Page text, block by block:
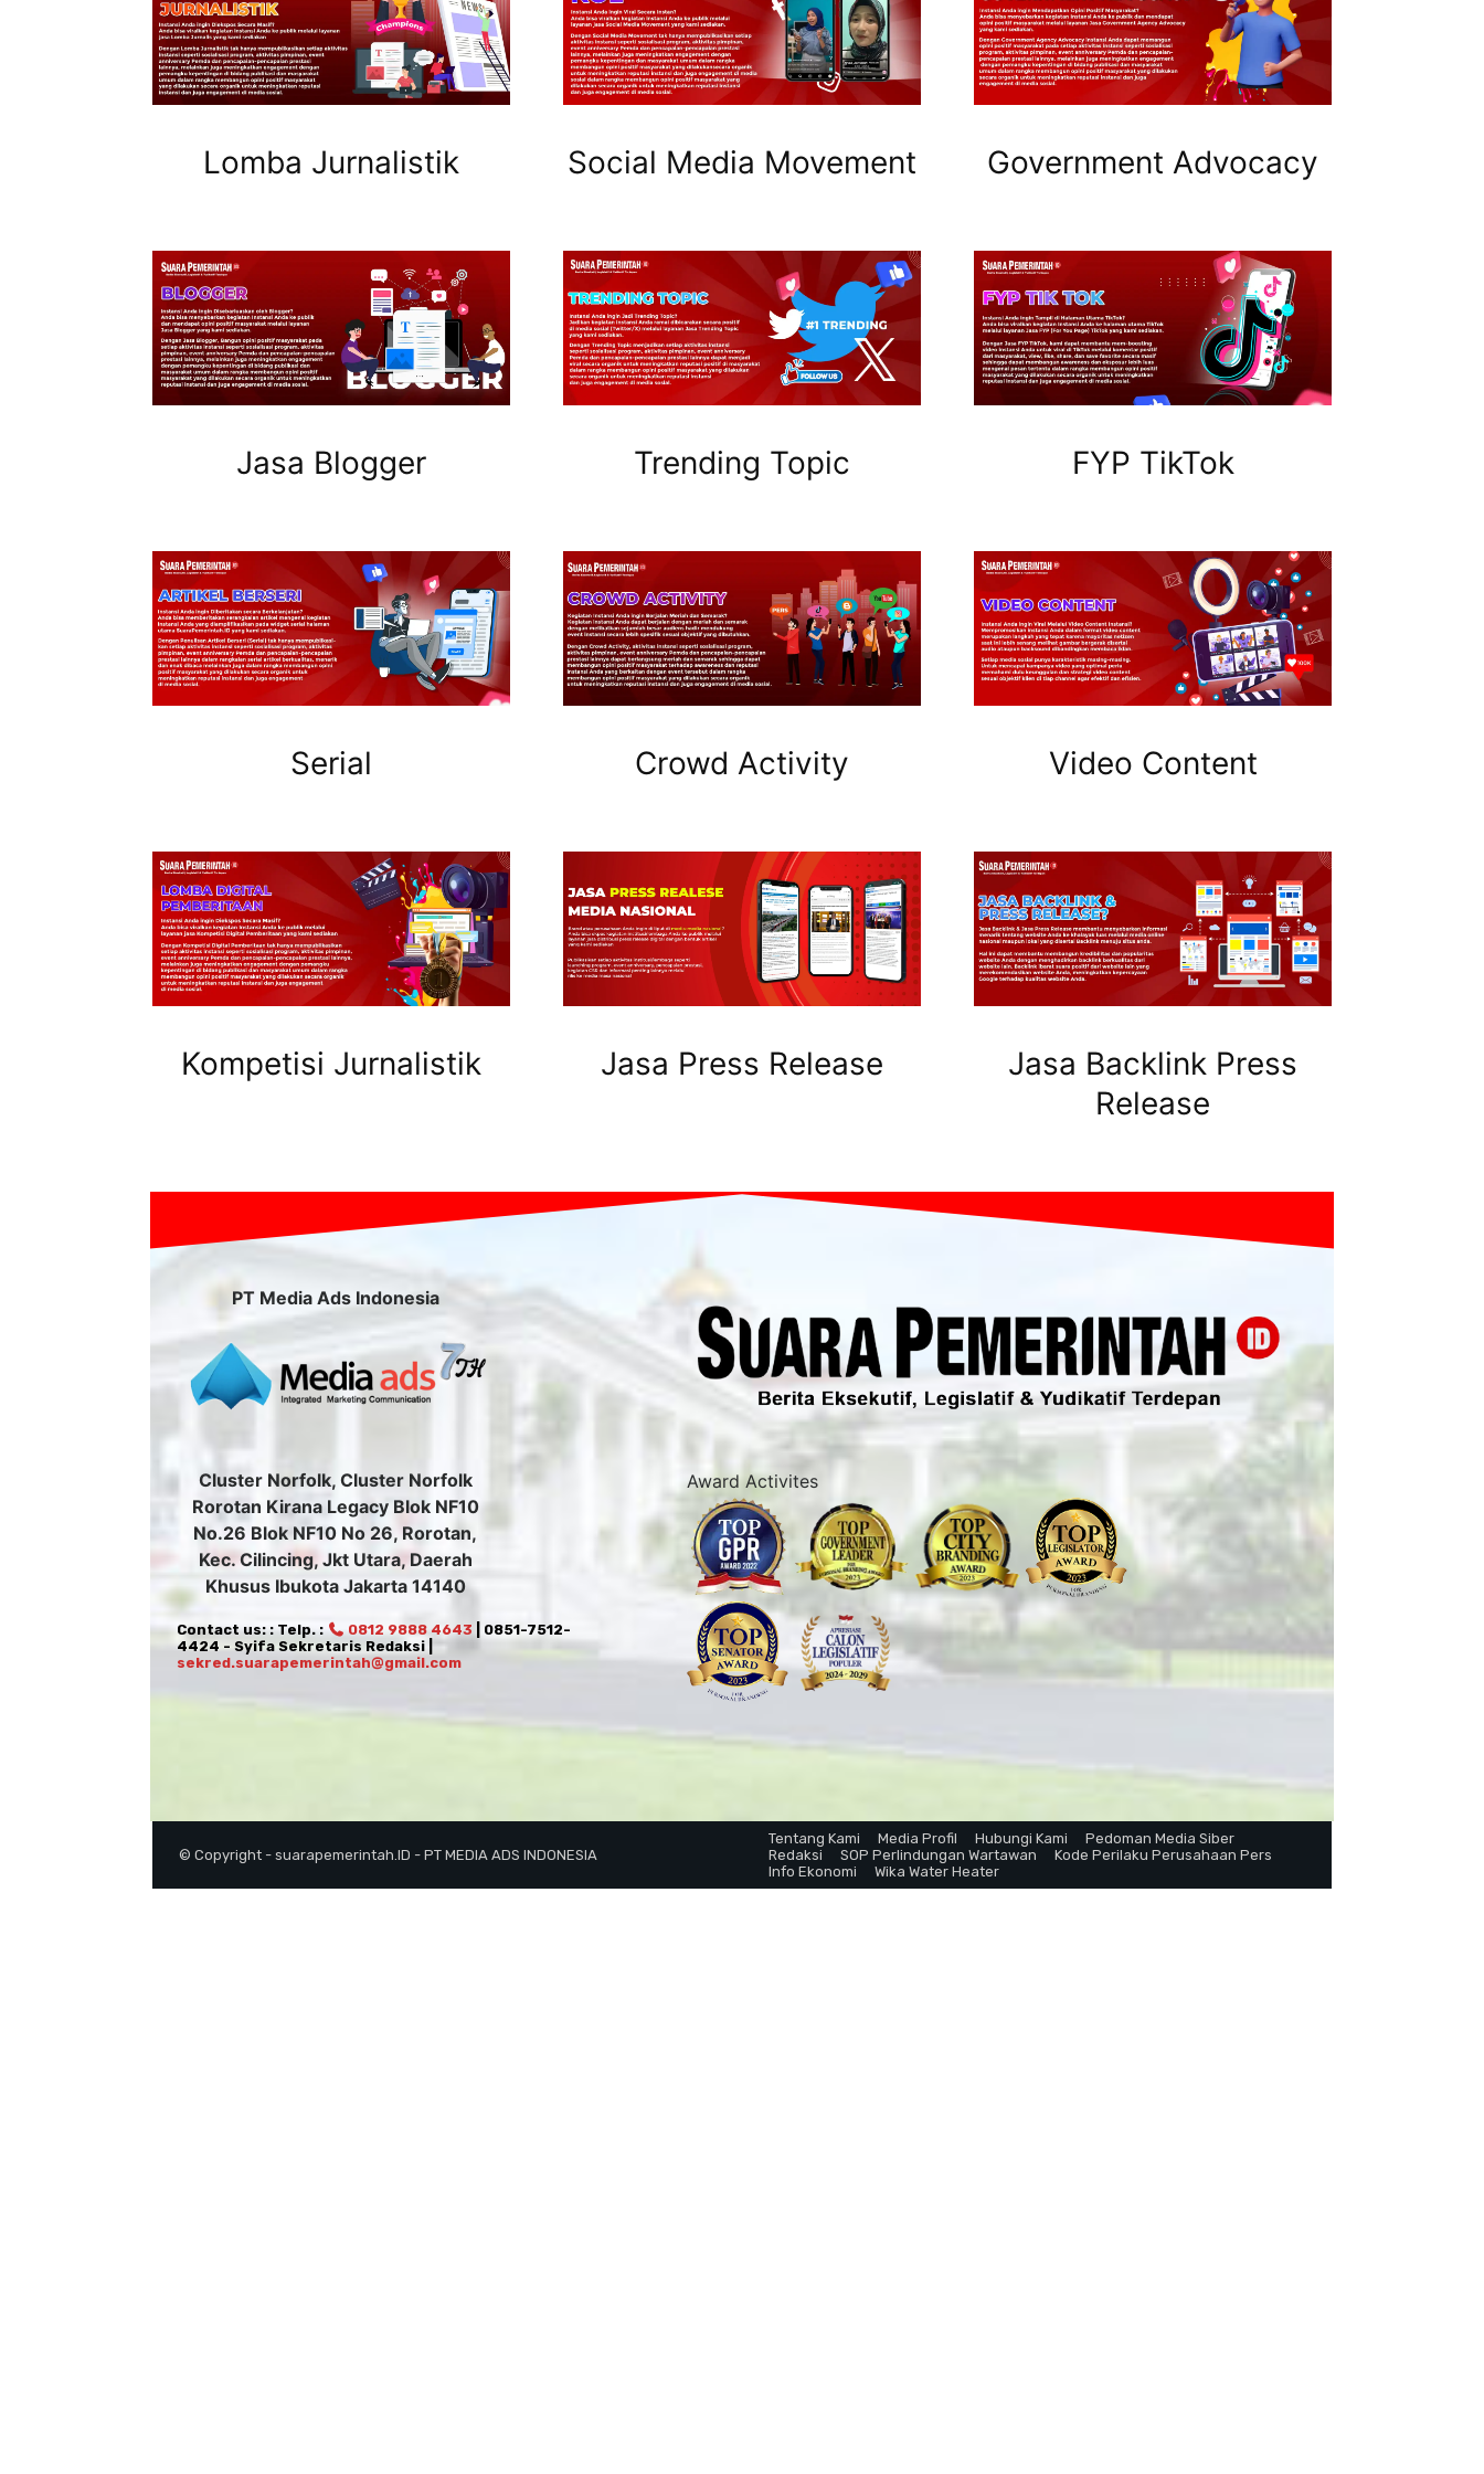
Lomba Jurnalistik
Jasa Blogger
Serial
Kompetisi Jurnalistik
Social Media Movement
Trending Topic
Crowd Activity
Jasa Press Release
Government Advocacy
FYP TikTok
Video Content
Jasa Backlink Press
Release
PT Media Ads Indonesia
Cluster Norfolk, Cluster Norfolk
Rorotan Kirana Legacy Blok NF10
No.26 Blok NF10 No 26, Rorotan,
Kec. Cilincing, Jkt Utara, Daerah
Khusus Ibukota Jakarta 14140
Contact us: : Telp. : 0812 9888 4643 | 0851-7512-
4424 - Syifa Sekretaris Redaksi |
sekred.suarapemerintah@gmail.com
Award Activites
© Copyright - suarapemerintah.ID - PT MEDIA ADS INDONESIA
Tentang Kami Media Profil Hubungi Kami
Pedoman Media Siber
Redaksi
SOP Perlindungan Wartawan
Kode Perilaku Perusahaan Pers
Info Ekonomi
Wika Water Heater